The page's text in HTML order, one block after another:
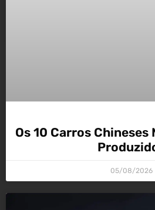
Os 10 Carros Chineses
05/08/2026